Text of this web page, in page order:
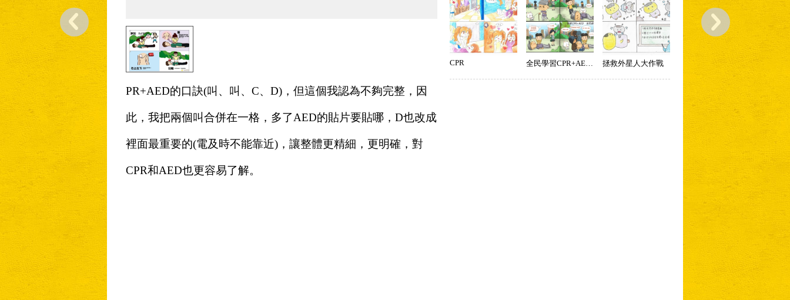
PR+AED的口訣(叫、叫、C、D)，但這個我認為不夠完整，因
此，我把兩個叫合併在一格，多了AED的貼片要貼哪，D也改成
裡面最重要的(電及時不能靠近)，讓整體更精細，更明確，對
CPR和AED也更容易了解。
CPR 全民學習CPR+AED急救社區化 拯救外星人大作戰